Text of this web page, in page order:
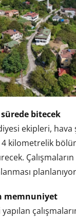
sürede bitecek
ekipleri, hava
kilometrelik
memnuniyet